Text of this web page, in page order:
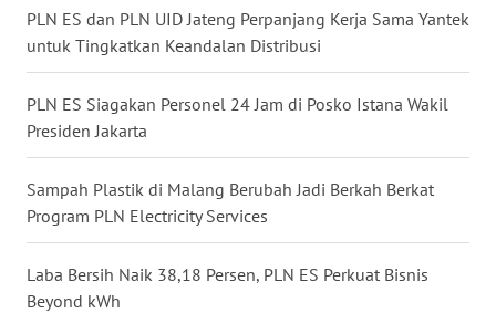
PLN ES dan PLN UID Jateng Perpanjang Kerja Sama Yantek
untuk Tingkatkan Keandalan Distribusi
PLN ES Siagakan Personel 24 Jam di Posko Istana Wakil
Presiden Jakarta
Sampah Plastik di Malang Berubah Jadi Berkah Berkat
Program PLN Electricity Services
Laba Bersih Naik 38,18 Persen, PLN ES Perkuat Bisnis
Beyond kWh
WN
JATIM
BALI
KALBAR